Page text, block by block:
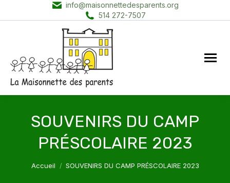
info@maisonnettedesparents.org
514 272-7507
SOUVENIRS DU CAMP
PRÉSCOLAIRE 2023
Vous êtes ici :
Accueil SOUVENIRS DU CAMP PRÉSCOLAIRE 2023